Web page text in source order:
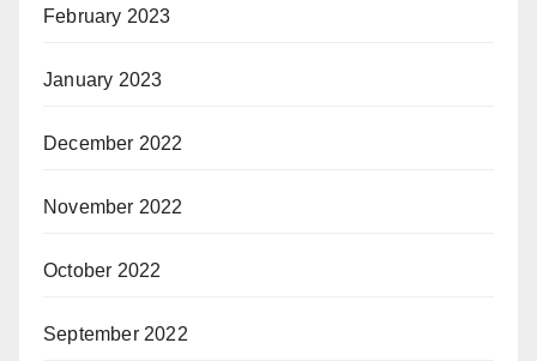
February 2023
January 2023
December 2022
November 2022
October 2022
September 2022